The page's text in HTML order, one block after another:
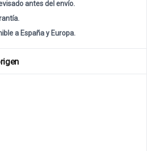
antes del envío.
a España y Europa.